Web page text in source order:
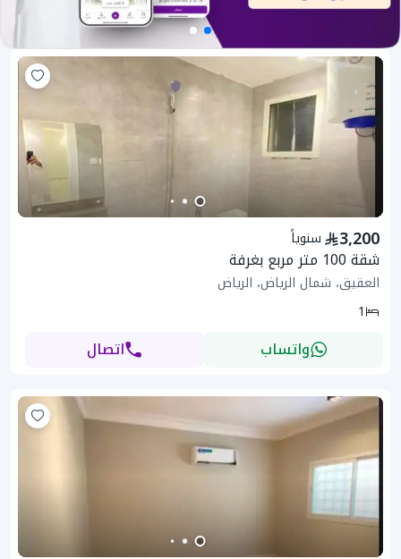
سنوياً 3,200
شقة 100 متر مربع بغرفة
العقيق، شمال الرياض، الرياض
1
واتساب اتصال